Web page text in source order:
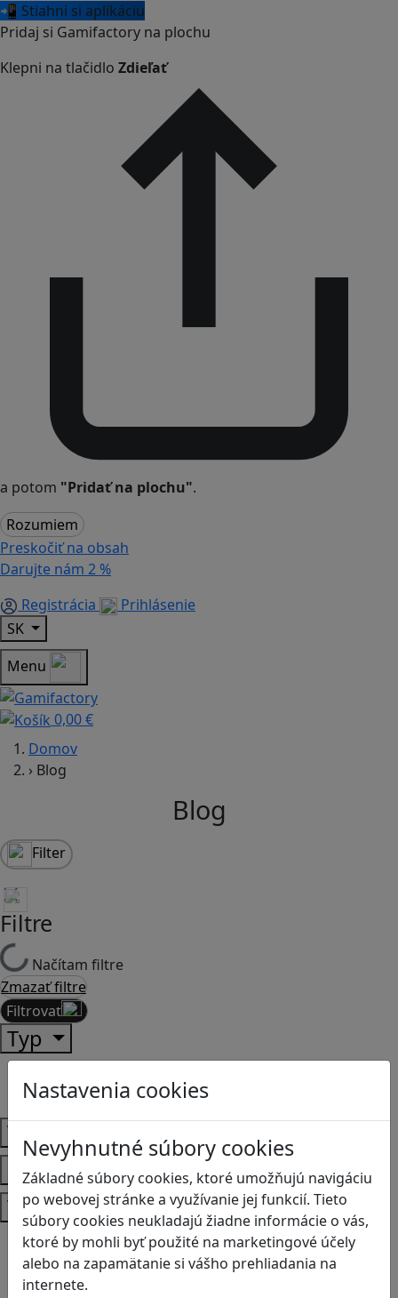
📲 Stiahni si aplikáciu
Pridaj si Gamifactory na plochu
Klepni na tlačidlo Zdieľať
a potom "Pridať na plochu".
Rozumiem
Preskočiť na obsah
Darujte nám 2 %
Registrácia
Prihlásenie
SK
Menu
0,00 €
Nastavenia cookies
Nevyhnutné súbory cookies
Základné súbory cookies, ktoré umožňujú navigáciu
po webovej stránke a využívanie jej funkcií. Tieto
súbory cookies neukladajú žiadne informácie o vás,
ktoré by mohli byť použité na marketingové účely
alebo na zapamätanie si vášho prehliadania na
internete.
Domov
› Blog
Blog
Filter
Filtre
Načítam filtre
Zmazať filtre
Filtrovať
Typ
Recenzie
Vek
Predmety
Témy
Bezpečnosť na internete
Čítanie s porozumením
Digitálna rovnováha